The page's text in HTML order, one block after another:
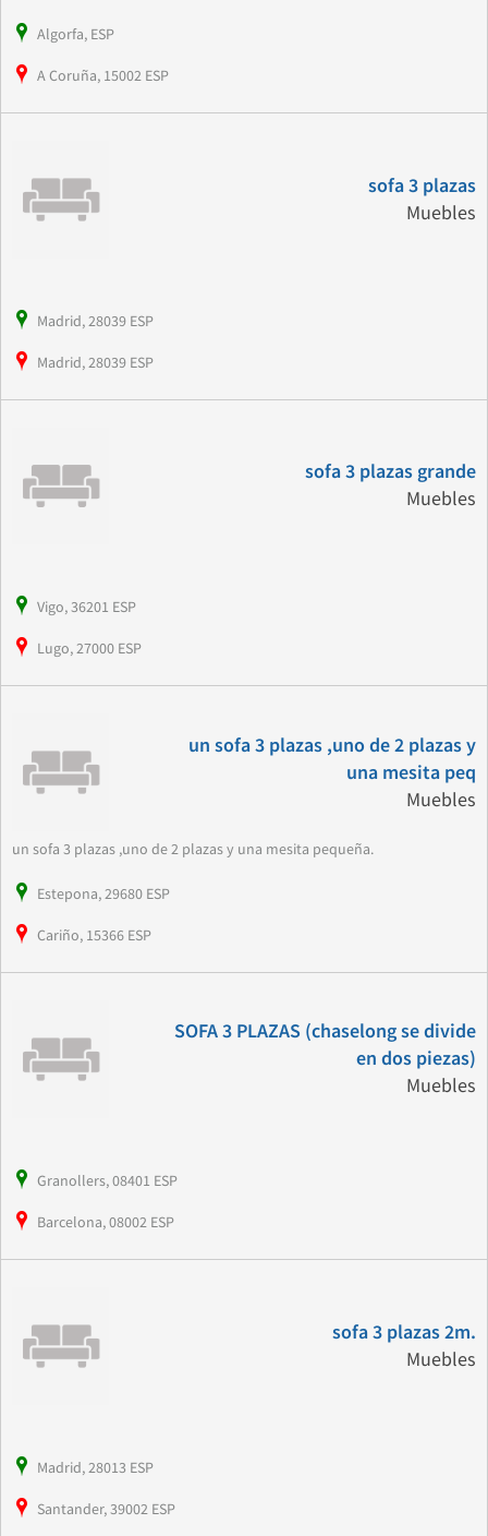
Algorfa, ESP
A Coruña, 15002 ESP
sofa 3 plazas
Muebles
Madrid, 28039 ESP
Madrid, 28039 ESP
sofa 3 plazas grande
Muebles
Vigo, 36201 ESP
Lugo, 27000 ESP
un sofa 3 plazas ,uno de 2 plazas y
una mesita peq
Muebles
un sofa 3 plazas ,uno de 2 plazas y una mesita pequeña.
Estepona, 29680 ESP
Cariño, 15366 ESP
SOFA 3 PLAZAS (chaselong se divide
en dos piezas)
Muebles
Granollers, 08401 ESP
Barcelona, 08002 ESP
sofa 3 plazas 2m.
Muebles
Madrid, 28013 ESP
Santander, 39002 ESP